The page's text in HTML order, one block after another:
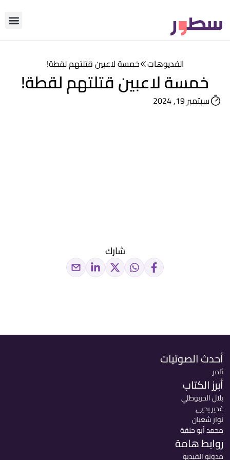
الفديوهات خمسة لاعبين قتلتهم لقطة!
خمسة لاعبين قتلتهم لقطة!
سبتمبر 19, 2024
شارك
أحدث الصوتيات
ثامر
أبرز الكتاب
بلال الخربوطلي
غدير يحيى
نوار شعبان
محمد أبو حلقة
روابط هامة
مدونو الفيديو